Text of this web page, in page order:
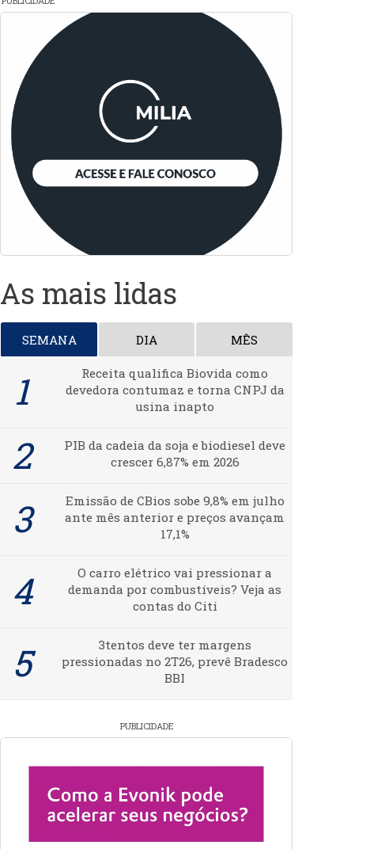
As mais lidas
SEMANA DIA MÊS
Receita qualifica Biovida como
devedora contumaz e torna CNPJ da
usina inapto
PIB da cadeia da soja e biodiesel deve
crescer 6,87% em 2026
Emissão de CBios sobe 9,8% em julho
ante mês anterior e preços avançam
17,1%
O carro elétrico vai pressionar a
demanda por combustíveis? Veja as
contas do Citi
3tentos deve ter margens
pressionadas no 2T26, prevê Bradesco
BBI
PUBLICIDADE